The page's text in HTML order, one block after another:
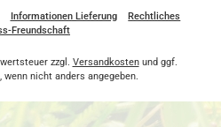
Informationen Lieferung
Rechtliches
Freundschaft
zzgl. Versandkostenund ggf.
wenn nicht anders angegeben.